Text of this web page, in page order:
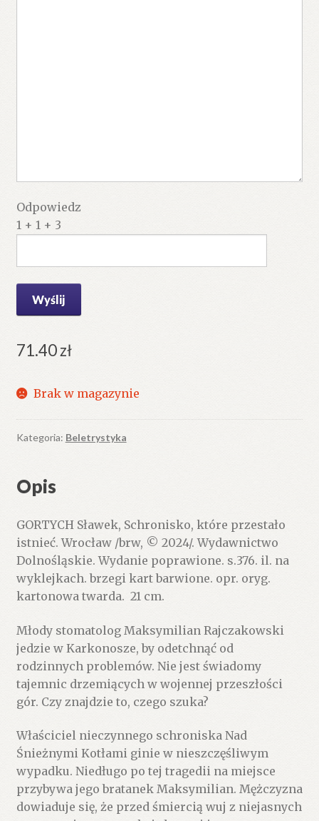
Odpowiedz
1 + 1 + 3
71.40zł
Brak w magazynie
Kategoria: Beletrystyka
Opis
GORTYCH Sławek, Schronisko, które przestało
istnieć. Wrocław /brw, © 2024/. Wydawnictwo
Dolnośląskie. Wydanie poprawione. s.376. il. na
wyklejkach. brzegi kart barwione. opr. oryg.
kartonowa twarda. 21 cm.
Młody stomatolog Maksymilian Rajczakowski
jedzie w Karkonosze, by odetchnąć od
rodzinnych problemów. Nie jest świadomy
tajemnic drzemiących w wojennej przeszłości
gór. Czy znajdzie to, czego szuka?
Właściciel nieczynnego schroniska Nad
Śnieżnymi Kotłami ginie w nieszczęśliwym
wypadku. Niedługo po tej tragedii na miejsce
przybywa jego bratanek Maksymilian. Mężczyzna
dowiaduje się, że przed śmiercią wuj z niejasnych